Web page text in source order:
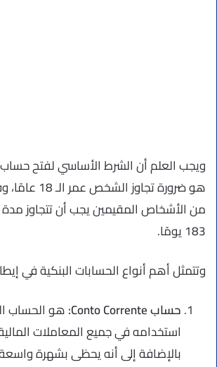
ويجب العلم أن الشرط الأساسي لفتح حساب
هو ضرورة تجاوز
من الأشخاص المقيمين يجب أن تتجاوز مدة
183 يومًا.
وتتمثل أهم أنواع الحسابات البنكية في
حسابConto Corrente
:هو الحساب
استخدامه في جميع المعاملات
بالإضافة إلى أنه يحظى بشهرة واسعة